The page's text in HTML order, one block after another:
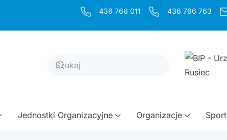
436 766 011 436 766 763
Jednostki Organizacyjne Organizacje Sport